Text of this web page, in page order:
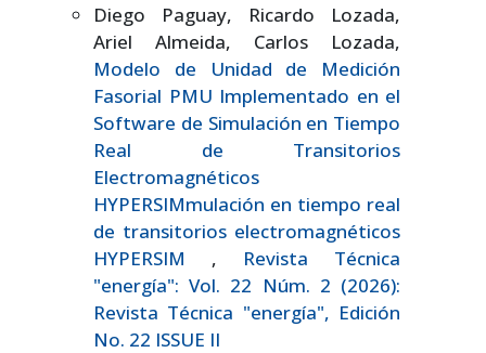
Diego Paguay, Ricardo Lozada,
Ariel Almeida, Carlos Lozada,
Modelo de Unidad de Medición
Fasorial PMU Implementado en el
Software de Simulación en Tiempo
Real de Transitorios
Electromagnéticos
HYPERSIMmulación en tiempo real
de transitorios electromagnéticos
HYPERSIM , Revista Técnica
"energía": Vol. 22 Núm. 2 (2026):
Revista Técnica "energía", Edición
No. 22 ISSUE II